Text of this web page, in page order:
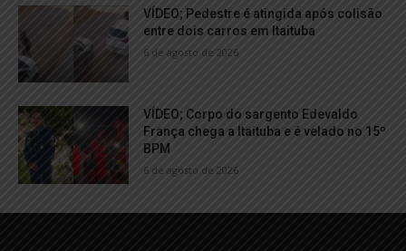
VÍDEO; Pedestre é atingida após colisão
entre dois carros em Itaituba
6 de agosto de 2026
VÍDEO; Corpo do sargento Edevaldo
França chega a Itaituba e é velado no 15º
BPM
6 de agosto de 2026